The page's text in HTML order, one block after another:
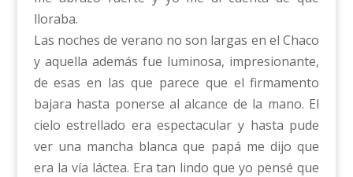
lloraba.
Las noches de verano no son largas en el Chaco
y aquella además fue luminosa, impresionante,
de esas en las que parece que el firmamento
bajara hasta ponerse al alcance de la mano. El
cielo estrellado era espectacular y hasta pude
ver una mancha blanca que papá me dijo que
era la vía láctea. Era tan lindo que yo pensé que